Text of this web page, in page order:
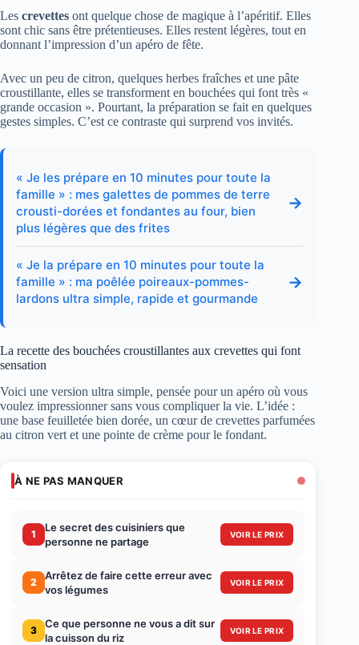
Les crevettes ont quelque chose de magique à l’apéritif. Elles
sont chic sans être prétentieuses. Elles restent légères, tout en
donnant l’impression d’un apéro de fête.
Avec un peu de citron, quelques herbes fraîches et une pâte
croustillante, elles se transforment en bouchées qui font très «
grande occasion ». Pourtant, la préparation se fait en quelques
gestes simples. C’est ce contraste qui surprend vos invités.
« Je les prépare en 10 minutes pour toute la
famille » : mes galettes de pommes de terre
crousti-dorées et fondantes au four, bien
plus légères que des frites
→
« Je la prépare en 10 minutes pour toute la
famille » : ma poêlée poireaux-pommes-
lardons ultra simple, rapide et gourmande
→
La recette des bouchées croustillantes aux crevettes qui font
sensation
Voici une version ultra simple, pensée pour un apéro où vous
voulez impressionner sans vous compliquer la vie. L’idée :
une base feuilletée bien dorée, un cœur de crevettes parfumées
au citron vert et une pointe de crème pour le fondant.
À NE PAS MANQUER
1
Le secret des cuisiniers que
personne ne partage
VOIR LE PRIX
2
Arrêtez de faire cette erreur avec
vos légumes
VOIR LE PRIX
3
Ce que personne ne vous a dit sur
la cuisson du riz
VOIR LE PRIX